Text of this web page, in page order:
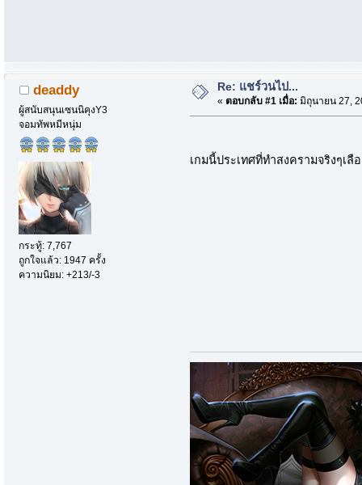
deaddy
ผู้สนับสนุนเซนนิคุงY3
จอมทัพหมีหนุ่ม
กระทู้: 7,767
ถูกใจแล้ว: 1947 ครั้ง
ความนิยม: +213/-3
Re: แชร์วนไป...
« ตอบกลับ #1 เมื่อ: มิถุนายน 27,
เกมนี้ประเทศที่ทำสงครามจริงๆเ